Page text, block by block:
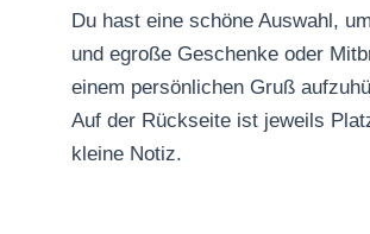
Du hast eine schöne Auswahl,
und egroße Geschenke oder
einem persönlichen Gruß
Auf der Rückseite ist jeweils
kleine Notiz.